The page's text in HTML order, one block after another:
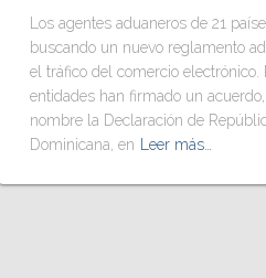
Los agentes aduaneros de 21
buscando un nuevo reglamento
el tráfico del comercio electrónico.
entidades han firmado un acuerdo,
nombre la Declaración de
Dominicana, en
Leer más…